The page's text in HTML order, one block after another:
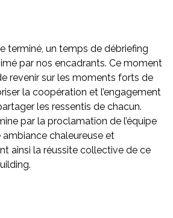
terminé, un temps de débriefing
par nos encadrants. Ce moment
revenir sur les moments forts de
la coopération et l’engagement
les ressentis de chacun.
par la proclamation de l’équipe
chaleureuse et
ainsi la réussite collective de ce